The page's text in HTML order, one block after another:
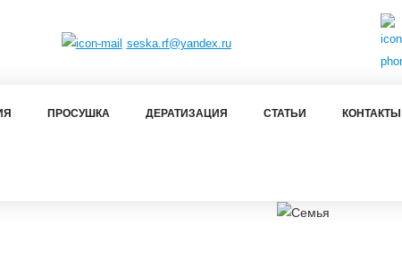
seska.rf@yandex.ru
ПРОСУШКА ДЕРАТИЗАЦИЯ СТАТЬИ КОНТАКТЫ